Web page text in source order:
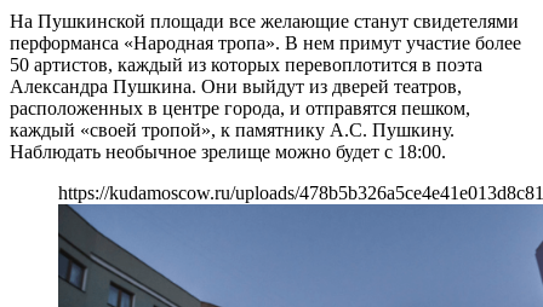
На Пушкинской площади все желающие станут свидетелями
перформанса «Народная тропа». В нем примут участие более
50 артистов, каждый из которых перевоплотится в поэта
Александра Пушкина. Они выйдут из дверей театров,
расположенных в центре города, и отправятся пешком,
каждый «своей тропой», к памятнику А.С. Пушкину.
Наблюдать необычное зрелище можно будет с 18:00.
https://kudamoscow.ru/uploads/